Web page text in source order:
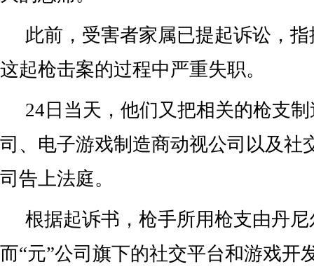
此前，受害者家属已提起诉讼，
这起枪击案的过程中严重失职。
24日当天，他们又把相关的枪支
司、电子游戏制造商动视公司以及社
司告上法庭。
根据起诉书，枪手所用枪支由丹
而“元”公司旗下的社交平台和游戏开